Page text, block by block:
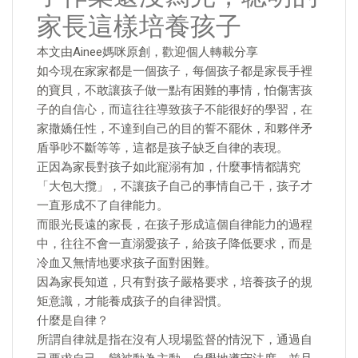
家長這樣培養孩子
本文由Ainee媽咪原創，歡迎個人轉載分享
如今現在家家都是一個孩子，每個孩子都是家長手裡
的寶貝，不敢讓孩子做一點有困難的事情，怕傷害孩
子的自信心，而這往往導致孩子不能很好的學習，在
家撒嬌任性，不達到自己的目的誓不罷休，和夥伴矛
盾爭吵不斷等等，這都是孩子缺乏自律的表現。
正因為家長對孩子如此寵溺有加，什麼事情都講究
「大包大攬」，不讓孩子自己的事情自己干，孩子才
一直形成不了自律能力。
而眼光長遠的家長，在孩子形成這個自律能力的過程
中，往往不會一直溺愛孩子，給孩子降低要求，而是
冷血又無情地要求孩子面對困難。
因為家長知道，只有對孩子嚴格要求，培養孩子的規
矩意識，才能養成孩子的自律習慣。
什麼是自律？
所謂自律就是指在沒有人現場監督的情況下，通過自